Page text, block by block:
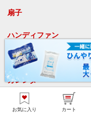
お気に入り カート
扇子
ハンディファン
ひんやりグッズ
カレンダー
名入れ卓上カレンダー
オリジナル卓上カレンダー